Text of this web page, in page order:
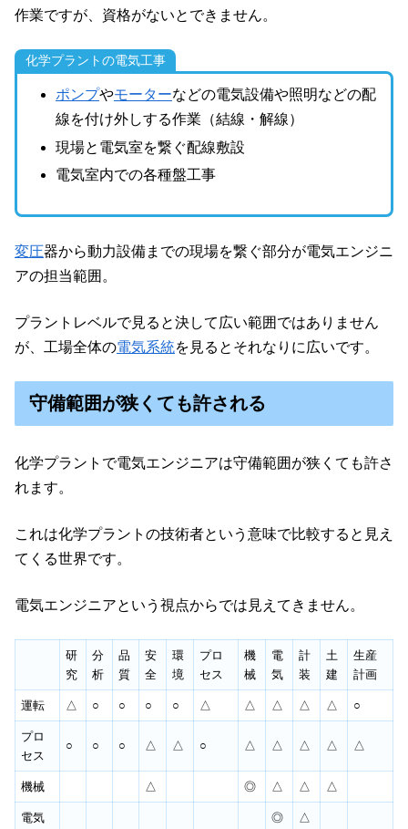
作業ですが、資格がないとできません。
化学プラントの電気工事
ポンプやモーターなどの電気設備や照明などの配
線を付け外しする作業（結線・解線）
現場と電気室を繋ぐ配線敷設
電気室内での各種盤工事
変圧器から動力設備までの現場を繋ぐ部分が電気エンジニ
アの担当範囲。
プラントレベルで見ると決して広い範囲ではありません
が、工場全体の電気系統を見るとそれなりに広いです。
守備範囲が狭くても許される
化学プラントで電気エンジニアは守備範囲が狭くても許さ
れます。
これは化学プラントの技術者という意味で比較すると見え
てくる世界です。
電気エンジニアという視点からでは見えてきません。
研
究
分
析
品
質
安
全
環
境
プロ
セス
機
械
電
気
計
装
土
建
生産
計画
運転 △ ○ ○ ○ ○ △ △ △ △ △ ○
プロ
セス
○ ○ ○ △ △ ○ △ △ △ △ △
機械 △ ◎ △ △ △
電気 ◎ △